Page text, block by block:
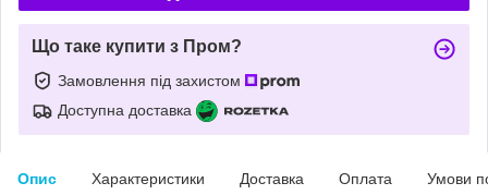
Що таке купити з Пром?
Замовлення під захистом
Доступна доставка
Опис Характеристики Доставка Оплата Умови